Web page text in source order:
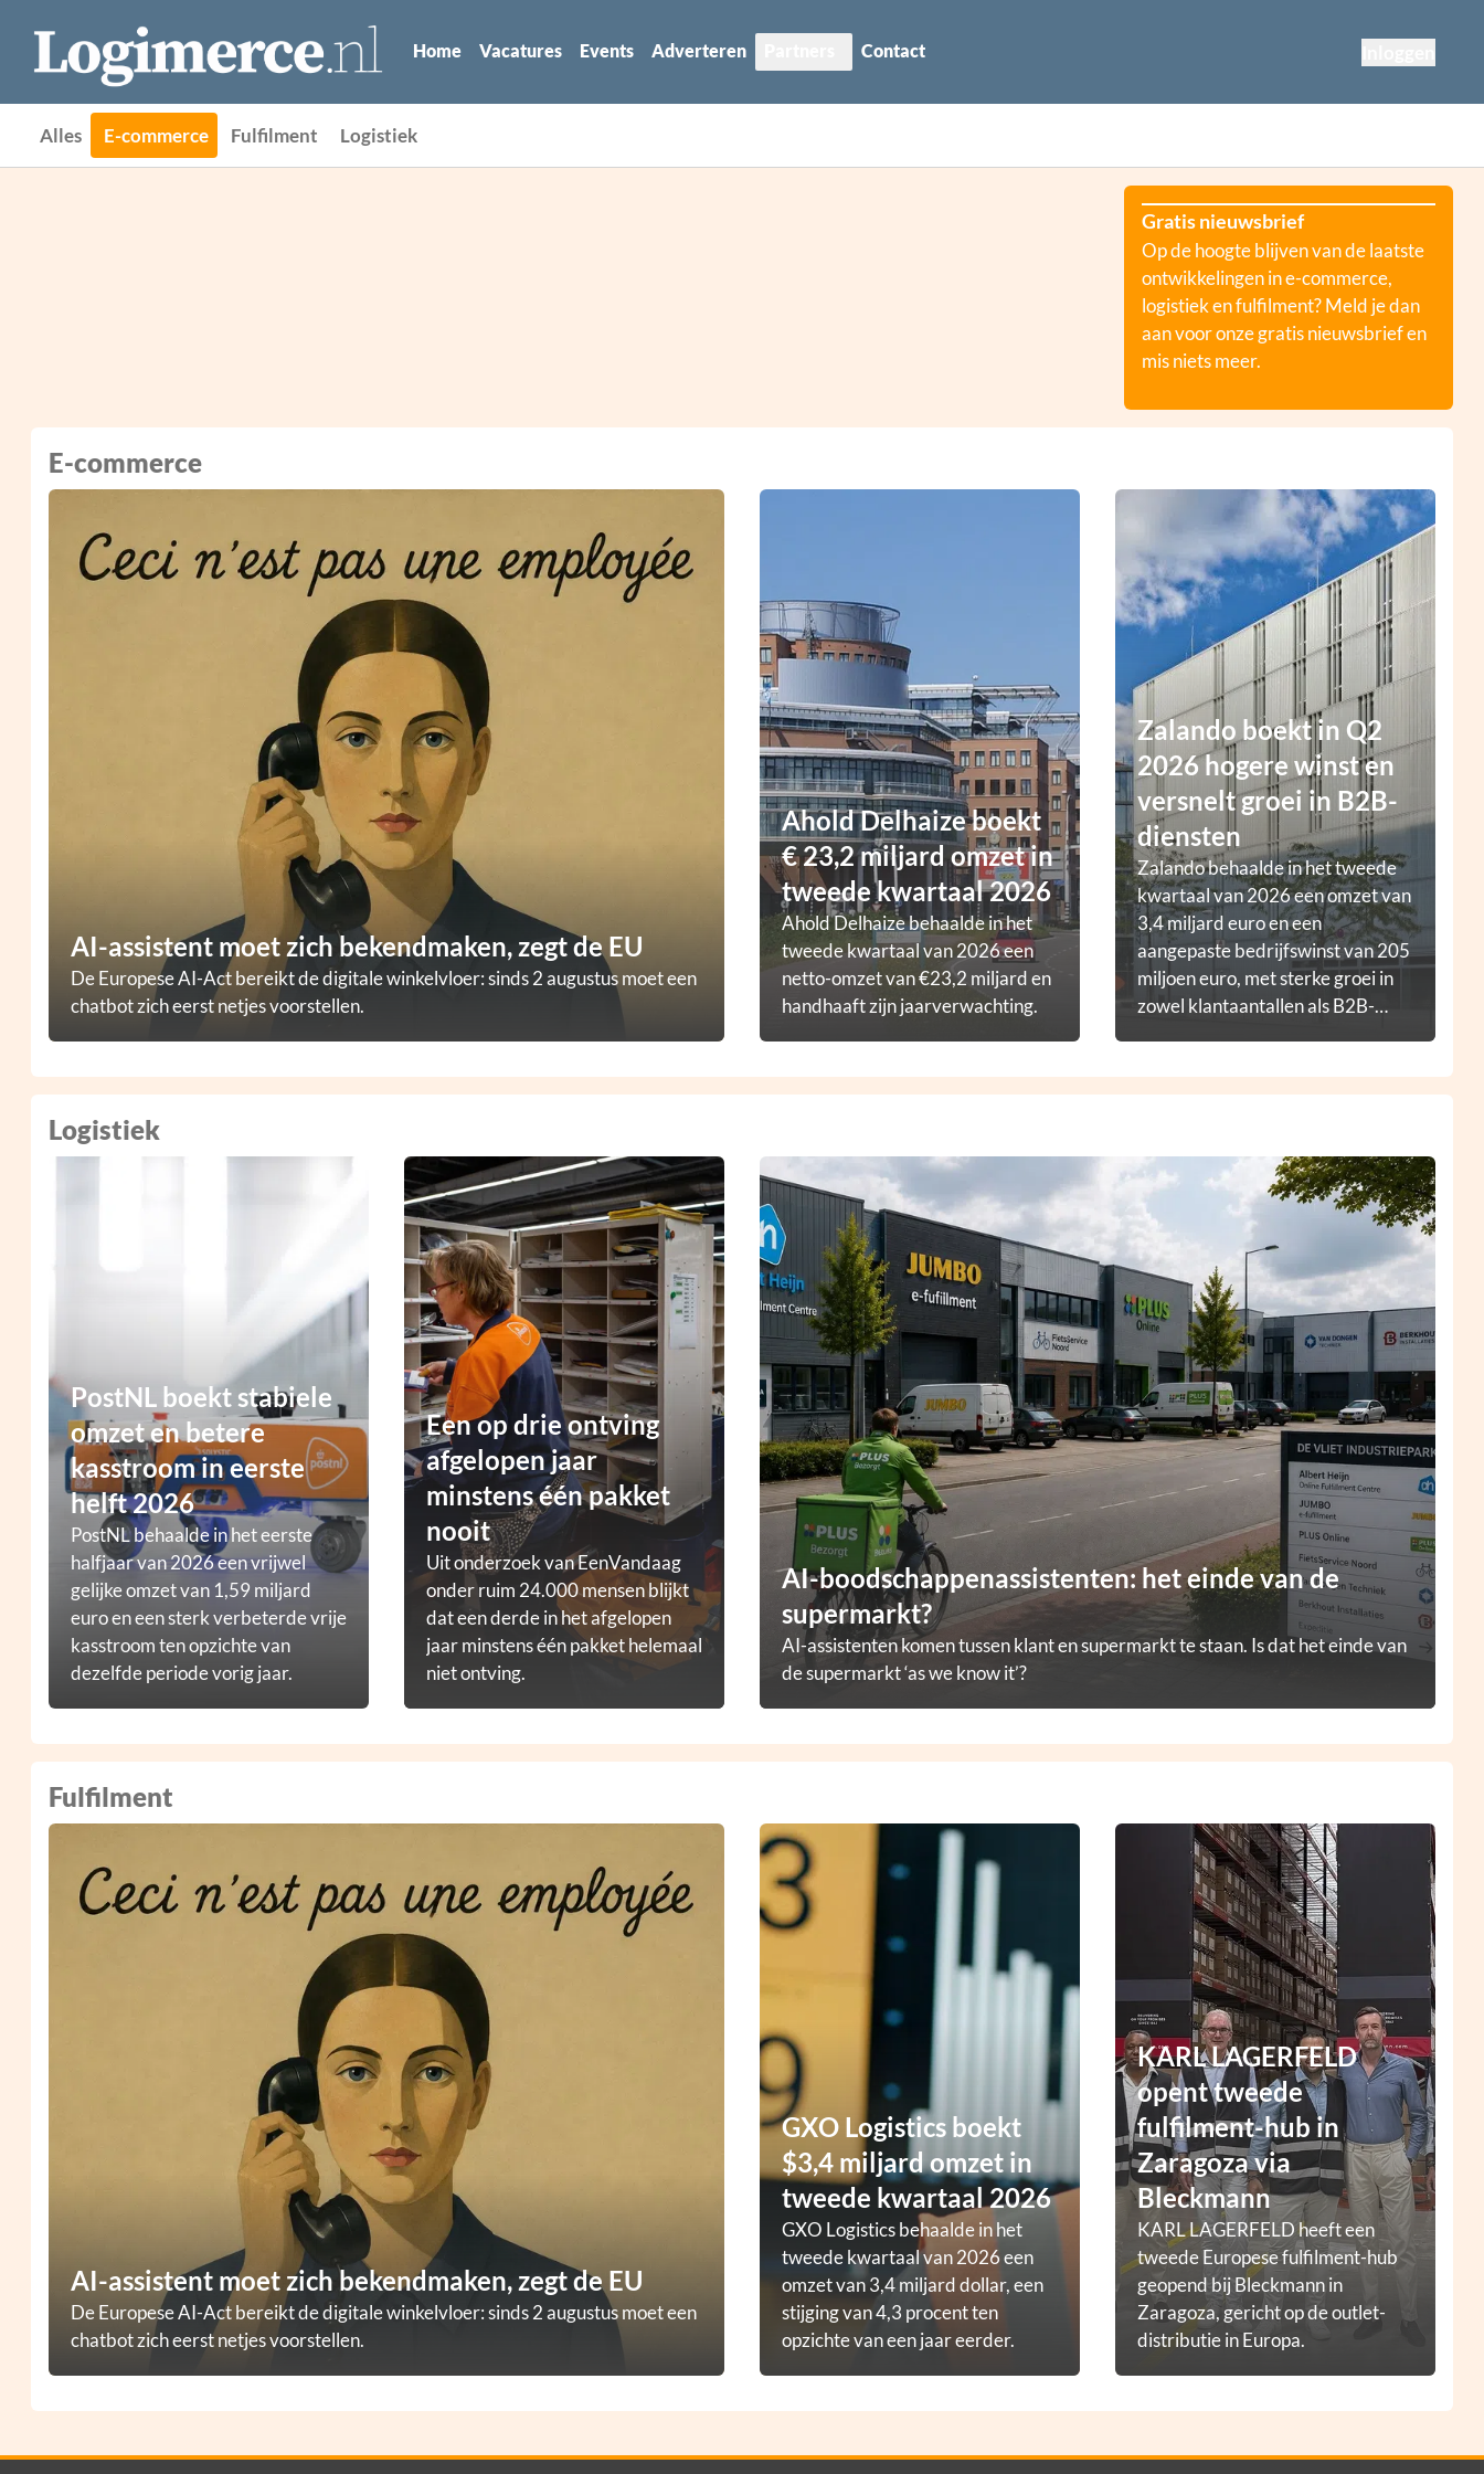
Home Vacatures Events Adverteren Contact
Alles E-commerce Fulfilment Logistiek
Gratis nieuwsbrief
Op de hoogte blijven van de laatste
ontwikkelingen in e-commerce,
logistiek en fulfilment? Meld je dan
aan voor onze gratis nieuwsbrief en
mis niets meer.
E-commerce
AI-assistent moet zich bekendmaken, zegt de EU
De Europese AI-Act bereikt de digitale winkelvloer: sinds 2 augustus moet een
chatbot zich eerst netjes voorstellen.
Ahold Delhaize boekt
€ 23,2 miljard omzet in
tweede kwartaal 2026
Ahold Delhaize behaalde in het
tweede kwartaal van 2026 een
netto-omzet van €23,2 miljard en
handhaaft zijn jaarverwachting.
Zalando boekt in Q2
2026 hogere winst en
versnelt groei in B2B-
diensten
Zalando behaalde in het tweede
kwartaal van 2026 een omzet van
3,4 miljard euro en een
aangepaste bedrijfswinst van 205
miljoen euro, met sterke groei in
zowel klantaantallen als B2B-
Logistiek
AI-boodschappenassistenten: het einde van de
supermarkt?
AI-assistenten komen tussen klant en supermarkt te staan. Is dat het einde van
de supermarkt ‘as we know it’?
PostNL boekt stabiele
omzet en betere
kasstroom in eerste
helft 2026
PostNL behaalde in het eerste
halfjaar van 2026 een vrijwel
gelijke omzet van 1,59 miljard
euro en een sterk verbeterde vrije
kasstroom ten opzichte van
dezelfde periode vorig jaar.
Een op drie ontving
afgelopen jaar
minstens één pakket
nooit
Uit onderzoek van EenVandaag
onder ruim 24.000 mensen blijkt
dat een derde in het afgelopen
jaar minstens één pakket helemaal
niet ontving.
Fulfilment
AI-assistent moet zich bekendmaken, zegt de EU
De Europese AI-Act bereikt de digitale winkelvloer: sinds 2 augustus moet een
chatbot zich eerst netjes voorstellen.
GXO Logistics boekt
$3,4 miljard omzet in
tweede kwartaal 2026
GXO Logistics behaalde in het
tweede kwartaal van 2026 een
omzet van 3,4 miljard dollar, een
stijging van 4,3 procent ten
opzichte van een jaar eerder.
KARL LAGERFELD
opent tweede
fulfilment-hub in
Zaragoza via
Bleckmann
KARL LAGERFELD heeft een
tweede Europese fulfilment-hub
geopend bij Bleckmann in
Zaragoza, gericht op de outlet-
distributie in Europa.